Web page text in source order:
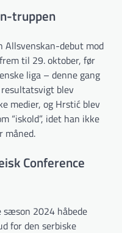
truppen
Allsvenskan-debut mod
til 29. oktober, før
liga – denne gang
resultatsvigt blev
medier, og Hrstić blev
“iskold”, idet han ikke
måned.
Conference
sæson 2024 håbede
for den serbiske